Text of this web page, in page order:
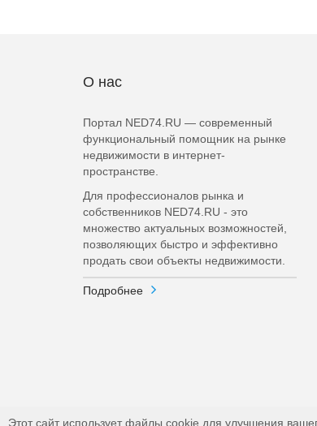
О нас
Портал NED74.RU — современный
функциональный помощник на рынке
недвижимости в интернет-
пространстве.
Для профессионалов рынка и
собственников NED74.RU - это
множество актуальных возможностей,
позволяющих быстро и эффективно
продать свои объекты недвижимости.
Подробнее
Этот сайт использует файлы cookie для улучшения